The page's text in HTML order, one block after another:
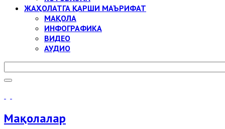
ЖАҲОЛАТГА ҚАРШИ МАЪРИФАТ
МАҚОЛА
ИНФОГРАФИКА
ВИДЕО
АУДИО
Мақолалар